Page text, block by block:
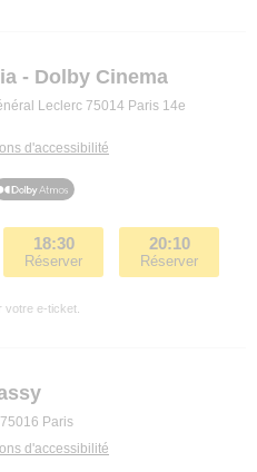
- Dolby Cinema
Leclerc 75014 Paris 14e
d'accessibilité
18:30
Réserver
20:10
Réserver
votre e-ticket.
Paris
d'accessibilité